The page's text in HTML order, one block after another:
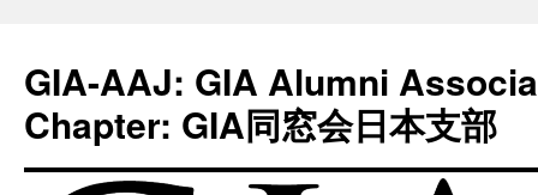
GIA-AAJ: GIA Alumni
Chapter: GIA同窓会日本支部